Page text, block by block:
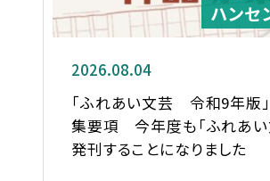
ハンセ
2026.08.04
「ふれあい文芸 令和9年版
集要項 今年度も「ふれあい
発刊することになりました